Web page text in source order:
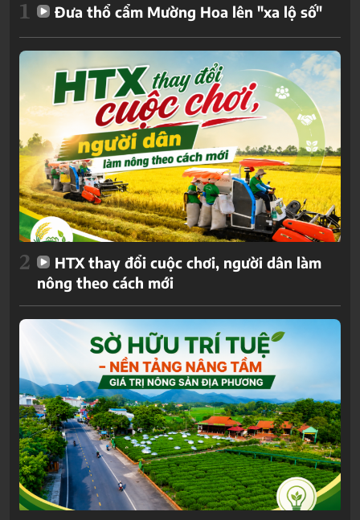
1 Đưa thổ cẩm Mường Hoa lên "xa lộ số"
2
HTX thay đổi cuộc chơi, người dân làm
nông theo cách mới